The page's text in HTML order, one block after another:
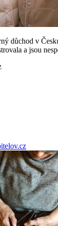
důchod v
a jsou